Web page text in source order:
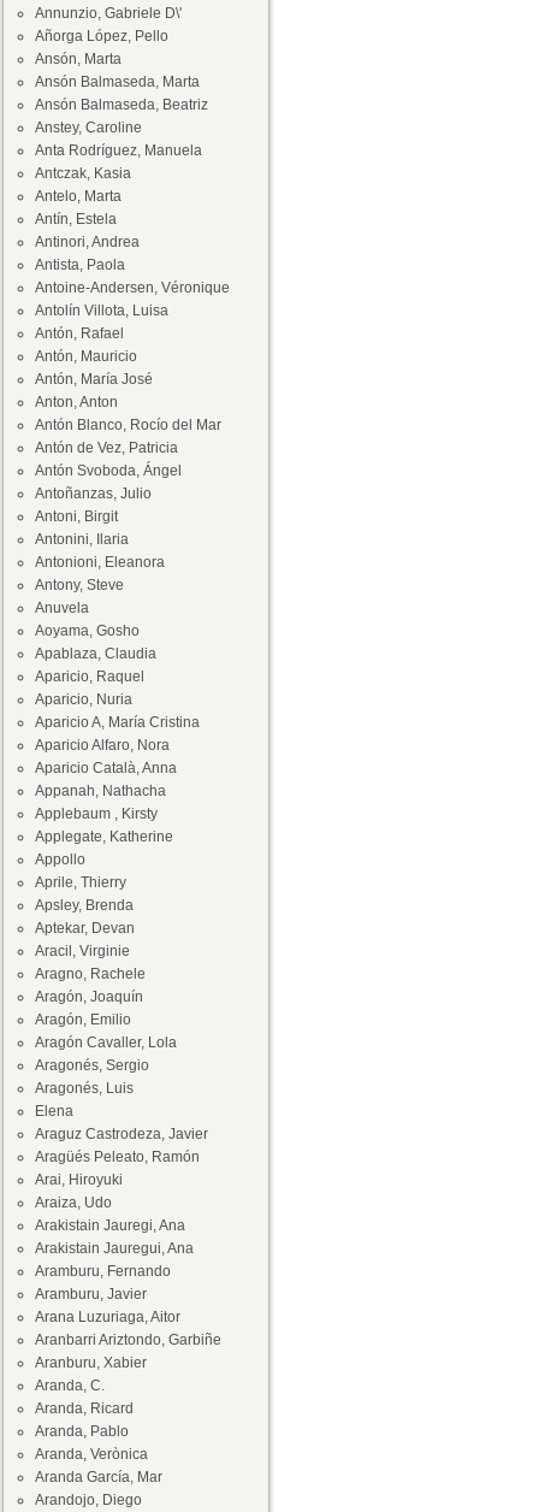
Annunzio, Gabriele D\'
Añorga López, Pello
Ansón, Marta
Ansón Balmaseda, Marta
Ansón Balmaseda, Beatriz
Anstey, Caroline
Anta Rodríguez, Manuela
Antczak, Kasia
Antelo, Marta
Antín, Estela
Antinori, Andrea
Antista, Paola
Antoine-Andersen, Véronique
Antolín Villota, Luisa
Antón, Rafael
Antón, Mauricio
Antón, María José
Anton, Anton
Antón Blanco, Rocío del Mar
Antón de Vez, Patricia
Antón Svoboda, Ángel
Antoñanzas, Julio
Antoni, Birgit
Antonini, Ilaria
Antonioni, Eleanora
Antony, Steve
Anuvela
Aoyama, Gosho
Apablaza, Claudia
Aparicio, Raquel
Aparicio, Nuria
Aparicio A, María Cristina
Aparicio Alfaro, Nora
Aparicio Català, Anna
Appanah, Nathacha
Applebaum , Kirsty
Applegate, Katherine
Appollo
Aprile, Thierry
Apsley, Brenda
Aptekar, Devan
Aracil, Virginie
Aragno, Rachele
Aragón, Joaquín
Aragón, Emilio
Aragón Cavaller, Lola
Aragonés, Sergio
Aragonés, Luis
Elena
Araguz Castrodeza, Javier
Aragüés Peleato, Ramón
Arai, Hiroyuki
Araiza, Udo
Arakistain Jauregi, Ana
Arakistain Jauregui, Ana
Aramburu, Fernando
Aramburu, Javier
Arana Luzuriaga, Aitor
Aranbarri Ariztondo, Garbiñe
Aranburu, Xabier
Aranda, C.
Aranda, Ricard
Aranda, Pablo
Aranda, Verònica
Aranda García, Mar
Arandojo, Diego